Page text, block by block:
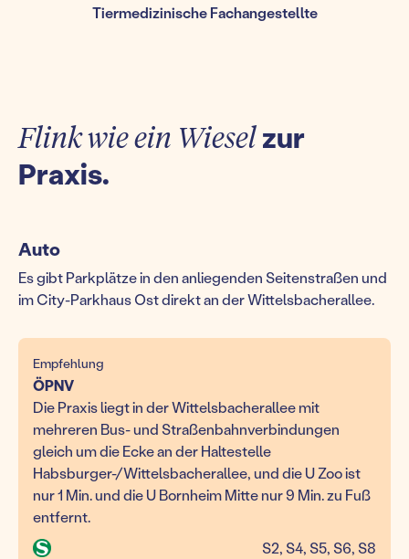
Tiermedizinische Fachangestellte
Flink wie ein Wieselzur
Praxis.
Empfehlung
ÖPNV
Die Praxis liegt in der Wittelsbacherallee mit
mehreren Bus- und Straßenbahnverbindungen
gleich um die Ecke an der Haltestelle
Habsburger-/Wittelsbacherallee, und die U Zoo ist
nur 1 Min. und die U Bornheim Mitte nur 9 Min. zu Fuß
entfernt.
S2, S4, S5, S6, S8
Auto
Es gibt Parkplätze in den anliegenden Seitenstraßen und
im City-Parkhaus Ost direkt an der Wittelsbacherallee.